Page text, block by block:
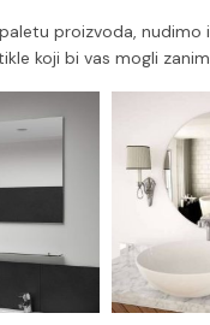
proizvoda, nudimo
koji bi vas mogli